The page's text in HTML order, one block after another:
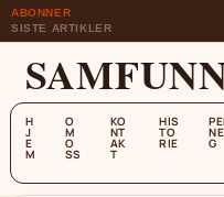
ABONNER
SISTE ARTIKLER
H
J
E
M
O
M
O
SS
KO
NT
AK
T
HIS
TO
RIE G